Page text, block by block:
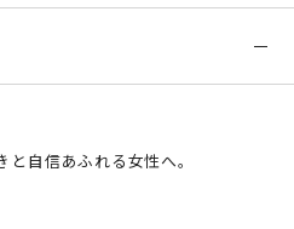
自信あふれる女性へ。